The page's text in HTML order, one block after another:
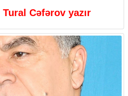
Tural Cəfərov yazır